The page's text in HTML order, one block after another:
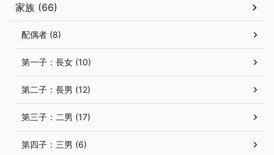
家族 (66)
配偶者 (8)
第一子：長女 (10)
第二子：長男 (12)
第三子：二男 (17)
第四子：三男 (6)